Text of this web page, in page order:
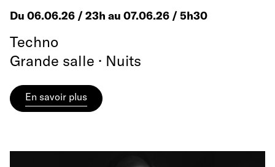
Du 06.06.26 / 23h au 07.06.26 / 5h30
Techno
Grande salle · Nuits
En savoir plus